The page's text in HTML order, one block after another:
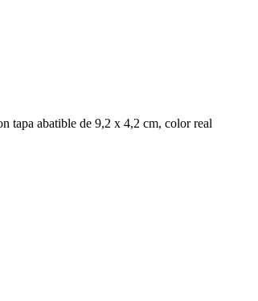
tapa abatible de 9,2 x 4,2 cm, color real